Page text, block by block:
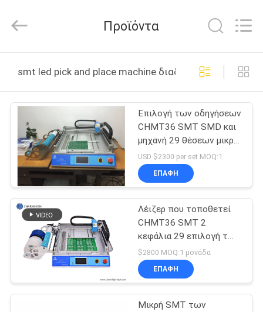
ΠΡΟΪΌΝΤΑ
ΒΊΝΤΕΟ
ΣΧΕΤΙΚΆ
ΜΕ
ΕΜΆΣ
ΕΠΙΣΚΈΨΕΙΣ
ΕΡΓΟΣΤΆΣΙΟ
TECHNOLOGY
LIMITED.
Reserved.
Προϊόντα
smt led pick and place machine διαδικτυακή
Επιλογή των οδηγήσεων
CHMT36 SMT SMD και
μηχανή 29 θέσεων μικρή
SMT μηχανή
τροφοδοτών
USD $2300 per set MOQ:1
ΕΠΑΦΉ
Λέιζερ που τοποθετεί
CHMT36 SMT 2
κεφάλια 29 επιλογή των
οδηγήσεων
τροφοδοτών SMD και
μηχανή θέσεων
$2800 MOQ:1 μονάδα
ΕΠΑΦΉ
Μικρή SMT των